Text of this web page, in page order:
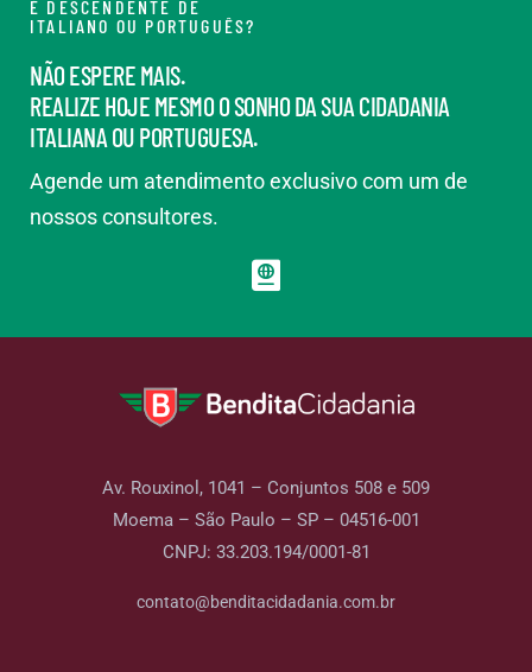
É DESCENDENTE DE
ITALIANO OU PORTUGUÊS?
NÃO ESPERE MAIS.
REALIZE HOJE MESMO O SONHO DA SUA CIDADANIA
ITALIANA OU PORTUGUESA.
Agende um atendimento exclusivo com um de
nossos consultores.
Av. Rouxinol, 1041 – Conjuntos 508 e 509
Moema – São Paulo – SP – 04516-001
CNPJ: 33.203.194/0001-81
contato@benditacidadania.com.br